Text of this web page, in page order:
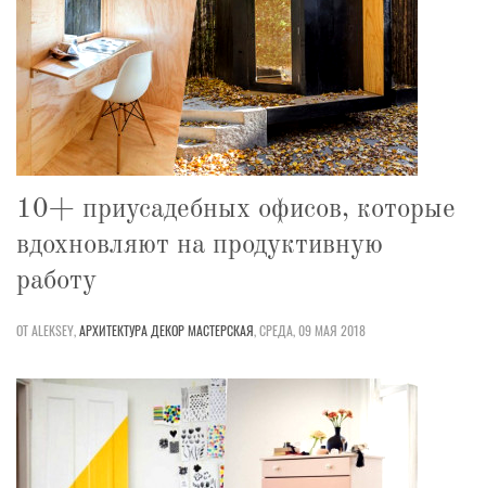
10+ приусадебных офисов, которые
вдохновляют на продуктивную
работу
ОТ ALEKSEY,АРХИТЕКТУРА ДЕКОРМАСТЕРСКАЯ,СРЕДА, 09 МАЯ 2018